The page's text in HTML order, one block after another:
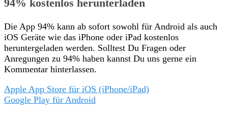
94% kostenlos herunterladen
Die App 94% kann ab sofort sowohl für Android als auch
iOS Geräte wie das iPhone oder iPad kostenlos
heruntergeladen werden. Solltest Du Fragen oder
Anregungen zu 94% haben kannst Du uns gerne ein
Kommentar hinterlassen.
Apple App Store für iOS (iPhone/iPad)
Google Play für Android